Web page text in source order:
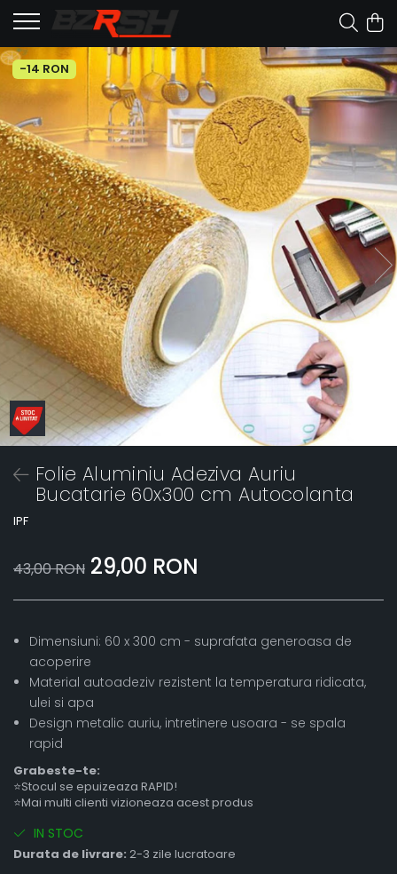
-14 RON
Folie Aluminiu Adeziva Auriu
Bucatarie 60x300 cm Autocolanta
IPF
43,00 RON 29,00 RON
Dimensiuni: 60 x 300 cm - suprafata generoasa de
acoperire
Material autoadeziv rezistent la temperatura ridicata,
ulei si apa
Design metalic auriu, intretinere usoara - se spala
rapid
Grabeste-te:
⭐Stocul se epuizeaza RAPID!
⭐Mai multi clienti vizioneaza acest produs
IN STOC
Durata de livrare: 2-3 zile lucratoare